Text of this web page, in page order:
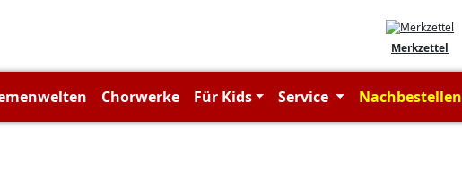
Merkzettel
Chorwerke Für Kids Service Nachbestellen